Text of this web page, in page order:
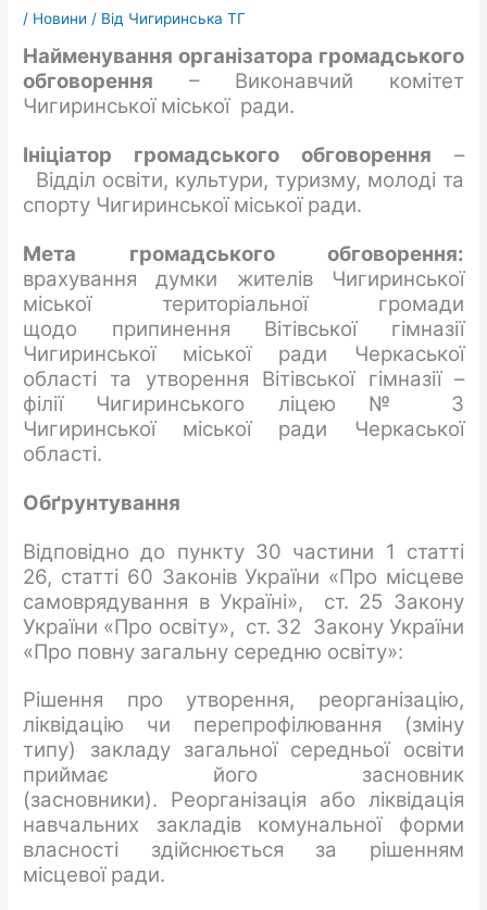
/ Новини / Від Чигиринська ТГ
Найменування організатора громадського
обговорення – Виконавчий комітет
Чигиринської міської ради.
Ініціатор громадського обговорення –
Відділ освіти, культури, туризму, молоді та
спорту Чигиринської міської ради.
Мета громадського обговорення:
врахування думки жителів Чигиринської
міської територіальної громади
щодо припинення Вітівської гімназії
Чигиринської міської ради Черкаської
області та утворення Вітівської гімназії –
філії Чигиринського ліцею № 3
Чигиринської міської ради Черкаської
області.
Обґрунтування
Відповідно до пункту 30 частини 1 статті
26, статті 60 Законів України «Про місцеве
самоврядування в Україні», ст. 25 Закону
України «Про освіту», ст. 32 Закону України
«Про повну загальну середню освіту»:
Рішення про утворення, реорганізацію,
ліквідацію чи перепрофілювання (зміну
типу) закладу загальної середньої освіти
приймає його засновник
(засновники). Реорганізація або ліквідація
навчальних закладів комунальної форми
власності здійснюється за рішенням
місцевої ради.